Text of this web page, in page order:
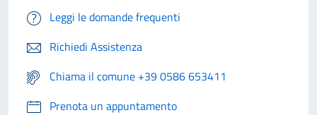
Leggi le domande frequenti
Richiedi Assistenza
Chiama il comune +39 0586 653411
Prenota un appuntamento